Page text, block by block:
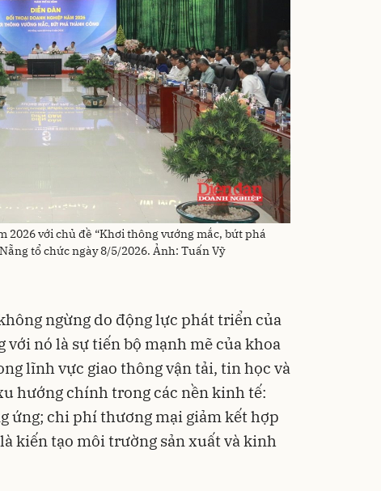
với chủ đề “Khơi thông vướng mắc, bứt phá
tổ chức ngày 8/5/2026. Ảnh: Tuấn Vỹ
ngừng do động lực phát triển của
nó là sự tiến bộ mạnh mẽ của khoa
lĩnh vực giao thông vận tải, tin học và
hướng chính trong các nền kinh tế:
ứng; chi phí thương mại giảm kết hợp
kiến tạo môi trường sản xuất và kinh